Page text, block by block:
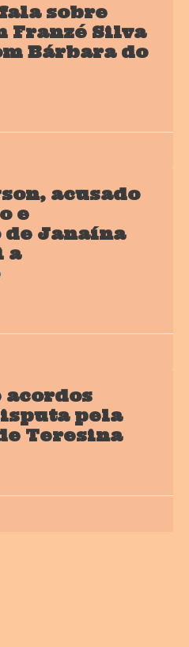
sobre
Franzé Silva
Bárbara do
acusado
e
de Janaína
a
acordos
pela
Teresina